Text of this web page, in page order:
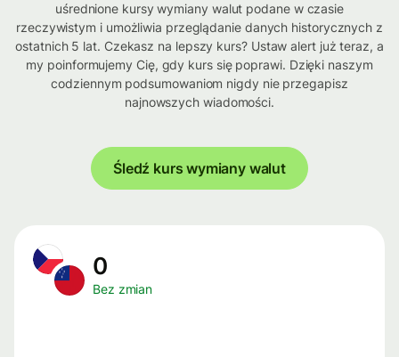
uśrednione kursy wymiany walut podane w czasie
rzeczywistym i umożliwia przeglądanie danych historycznych z
ostatnich 5 lat. Czekasz na lepszy kurs? Ustaw alert już teraz, a
my poinformujemy Cię, gdy kurs się poprawi. Dzięki naszym
codziennym podsumowaniom nigdy nie przegapisz
najnowszych wiadomości.
Śledź kurs wymiany walut
0
Bez zmian